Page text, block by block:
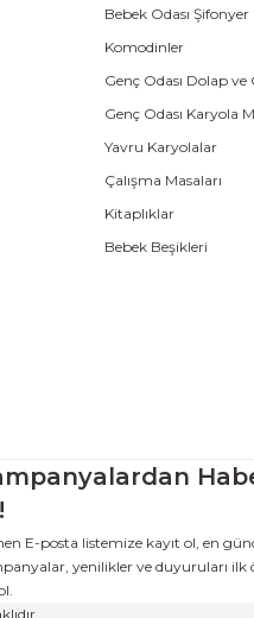
Bebek Odası Şifonyer
Komodinler
Genç Odası Dolap ve
Genç Odası Karyola
Yavru Karyolalar
Çalışma Masaları
Kitaplıklar
Bebek Beşikleri
E-posta listemize kayıt ol, en
yenilikler ve duyuruları ilk